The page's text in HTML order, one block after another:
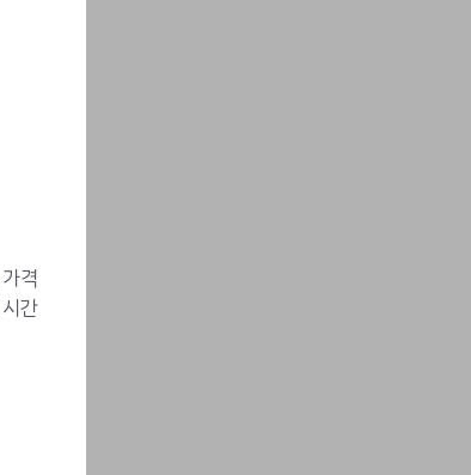
격
간